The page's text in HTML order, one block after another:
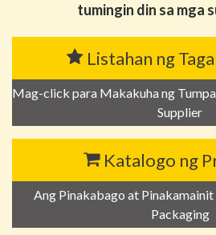
tumingin din sa mga
Listahan ng
Mag-click para Makakuha ng
Supplier
Katalogo ng
Ang Pinakabago at
Packaging